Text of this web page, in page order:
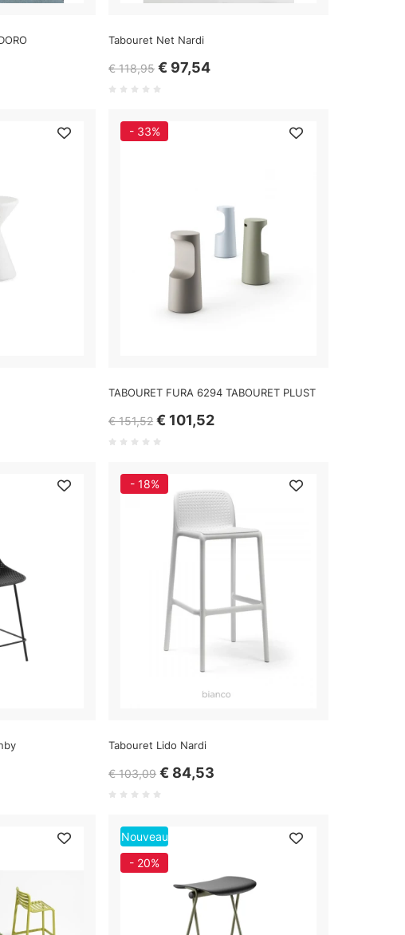
Tabouret Net Nardi
€ 118,95 € 97,54
- 33%
TABOURET FURA 6294 TABOURET PLUST
€ 151,52 € 101,52
- 18%
Tabouret Lido Nardi
€ 103,09 € 84,53
Nouveau
- 20%